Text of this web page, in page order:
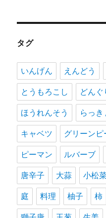
タグ
いんげん えんどう
とうもろこし どんぐ
ほうれんそう らっき
キャベツ グリーンピ
ピーマン ルバーブ
唐辛子 大蒜 小松
庭 料理 柚子 柿